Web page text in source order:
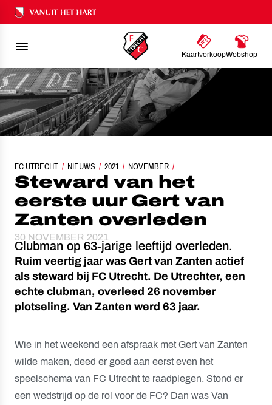
Ons nalatenschap
KaartverkoopWebshop
FC UTRECHT NIEUWS 2021 NOVEMBER
STEWARD VAN HET EERSTE UUR GERT VAN ZANTEN
Steward van het
eerste uur Gert van
Zanten overleden
30 NOVEMBER 2021
Clubman op 63-jarige leeftijd overleden.
Ruim veertig jaar was Gert van Zanten actief
als steward bij FC Utrecht. De Utrechter, een
echte clubman, overleed 26 november
plotseling. Van Zanten werd 63 jaar.
Wie in het weekend een afspraak met Gert van Zanten
wilde maken, deed er goed aan eerst even het
speelschema van FC Utrecht te raadplegen. Stond er
een wedstrijd op de rol voor de FC? Dan was Van